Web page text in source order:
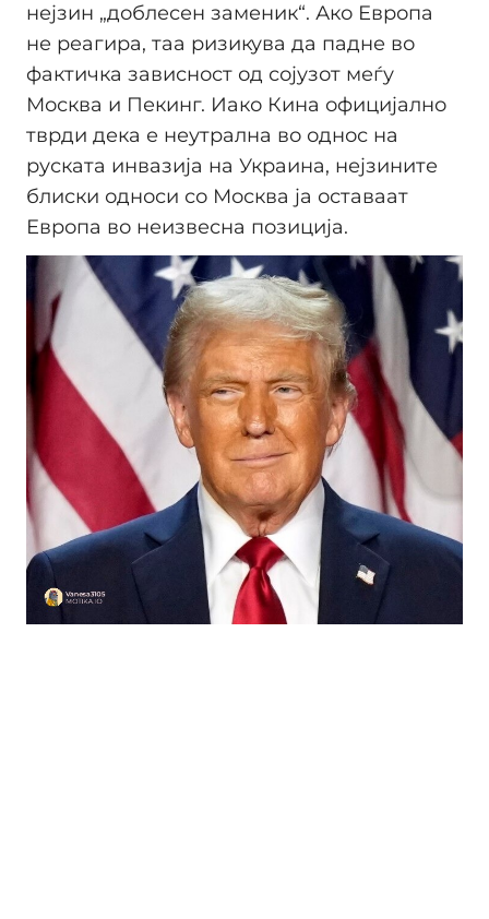
нејзин „доблесен заменик“. Ако Европа
не реагира, таа ризикува да падне во
фактичка зависност од сојузот меѓу
Москва и Пекинг. Иако Кина официјално
тврди дека е неутрална во однос на
руската инвазија на Украина, нејзините
блиски односи со Москва ја оставаат
Европа во неизвесна позиција.